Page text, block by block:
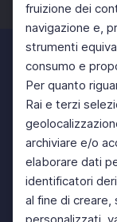
fruizione dei
navigazione e,
strumenti
consumo e
Per quanto
Rai e terzi
archiviare e/o
elaborare dati
identificatori
al fine di creare,
Facebook